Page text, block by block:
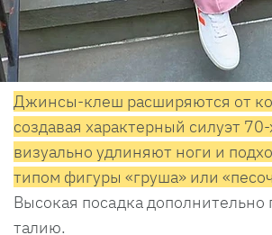
Джинсы-клеш расширяются от
создавая характерный силуэт
визуально удлиняют ноги и
типом фигуры «груша» или
Высокая посадка дополнительно
талию.